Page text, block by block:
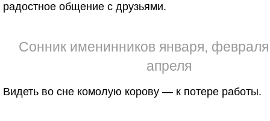
радостное общение с друзьями.
Сонник именинников января,
апреля
Видеть во сне комолую корову — к потере работы.